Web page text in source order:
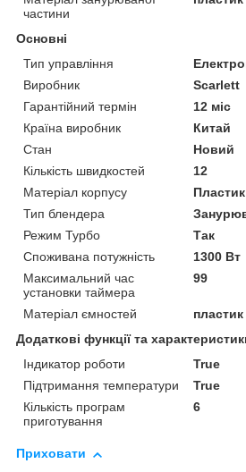
частини
Основні
Тип управління
Виробник
Scarlett
Гарантійний термін
12 міс
Країна виробник
Китай
Стан
Новий
Кількість швидкостей
12
Матеріал корпусу
Пластик
Тип блендера
Режим Турбо
Так
Споживана потужність
1300 Вт
Максимальний час
установки таймера
99
Матеріал ємностей
пластик
Додаткові функції та
Індикатор роботи
True
Підтримання температури
True
Кількість програм
приготування
6
Приховати